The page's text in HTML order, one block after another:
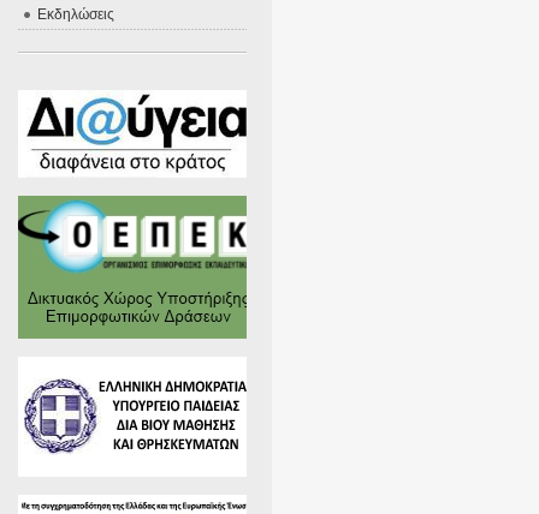
Εκδηλώσεις